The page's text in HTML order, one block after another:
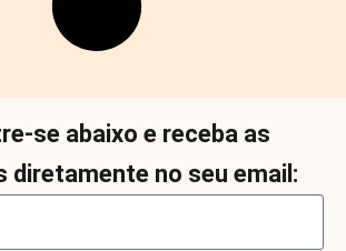
se abaixo e receba as
diretamente no seu email: